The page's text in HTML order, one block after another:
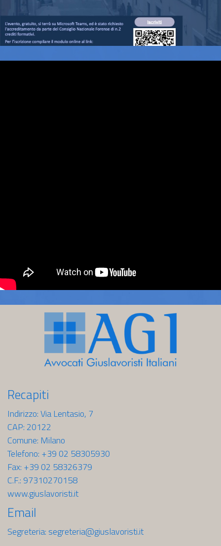
Recapiti
Indirizzo: Via Lentasio, 7
CAP: 20122
Comune: Milano
Telefono: +39 02 58305930
Fax: +39 02 58326379
C.F.: 97310270158
www.giuslavoristi.it
Email
Segreteria: segreteria@giuslavoristi.it